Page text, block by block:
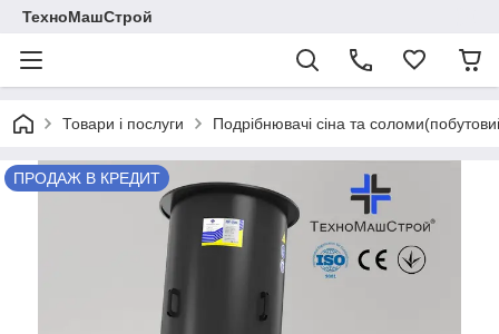
ТехноМашСтрой
Товари і послуги Подрібнювачі сіна та
ПРОДАЖ В КРЕДИТ